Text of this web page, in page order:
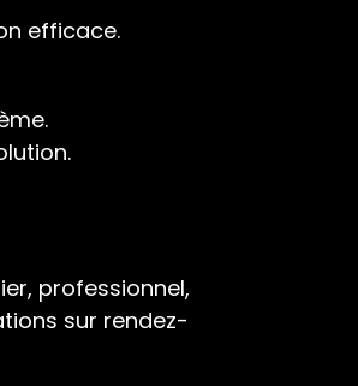
efficace.
professionnel,
sur rendez-